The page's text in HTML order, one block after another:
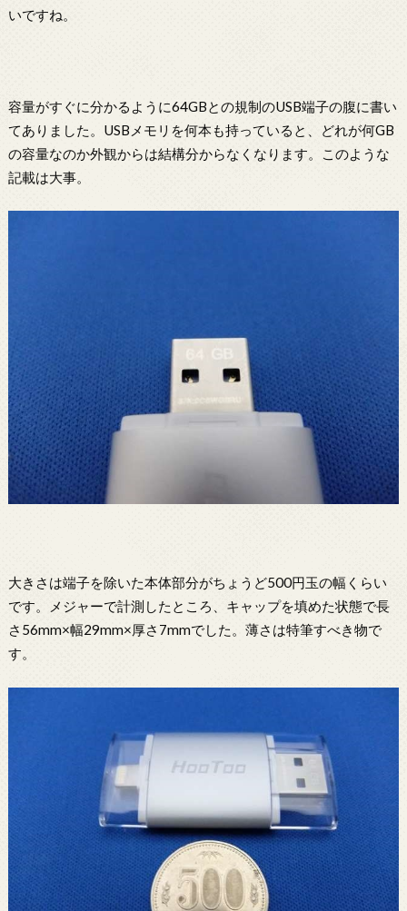
いですね。
容量がすぐに分かるように64GBとの規制のUSB端子の腹に書い
てありました。USBメモリを何本も持っていると、どれが何GB
の容量なのか外観からは結構分からなくなります。このような
記載は大事。
大きさは端子を除いた本体部分がちょうど500円玉の幅くらい
です。メジャーで計測したところ、キャップを填めた状態で長
さ56mm×幅29mm×厚さ7mmでした。薄さは特筆すべき物で
す。